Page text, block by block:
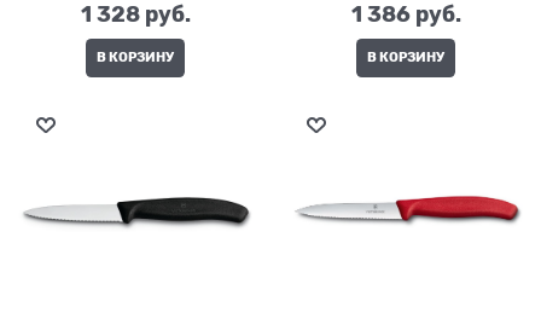
1 328 руб.
В КОРЗИНУ
1 386 руб.
В КОРЗИНУ